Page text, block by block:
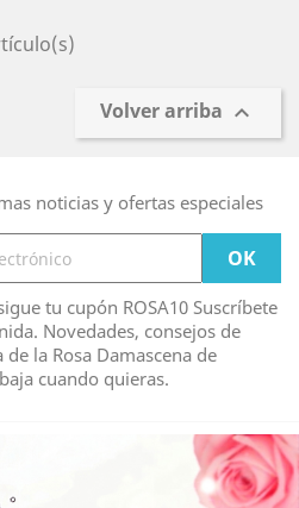
Volver arriba 
noticias y ofertas especiales
tu cupón ROSA10 Suscríbete
Novedades, consejos de
la Rosa Damascena de
cuando quieras.